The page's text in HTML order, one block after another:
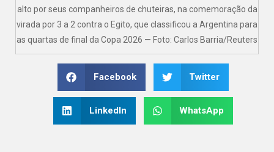
alto por seus companheiros de chuteiras, na comemoração da
virada por 3 a 2 contra o Egito, que classificou a Argentina para
as quartas de final da Copa 2026 — Foto: Carlos Barria/Reuters
Facebook Twitter
LinkedIn WhatsApp